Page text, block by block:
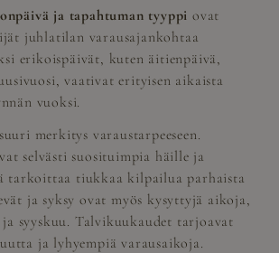
ja tapahtuman tyyppi ovat
juhlatilan varausajankohtaa
erikoispäivät, kuten äitienpäivä,
vaativat erityisen aikaista
vuoksi.
merkitys varaustarpeeseen.
selvästi suosituimpia häille ja
tarkoittaa tiukkaa kilpailua parhaista
ja syksy ovat myös kysyttyjä aikoja,
syyskuu. Talvikuukaudet tarjoavat
ja lyhyempiä varausaikoja.